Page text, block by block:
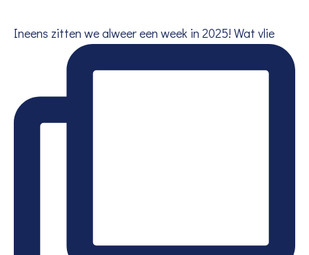
Ineens zitten we alweer een week in 2025! Wat vlie